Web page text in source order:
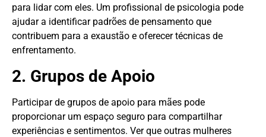
para lidar com eles. Um profissional de psicologia pode
ajudar a identificar padrões de pensamento que
contribuem para a exaustão e oferecer técnicas de
enfrentamento.
2. Grupos de Apoio
Participar de grupos de apoio para mães pode
proporcionar um espaço seguro para compartilhar
experiências e sentimentos. Ver que outras mulheres